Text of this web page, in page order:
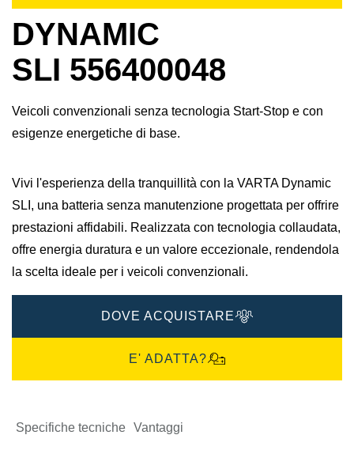
DYNAMIC
SLI 556400048
Veicoli convenzionali senza tecnologia Start-Stop e con
esigenze energetiche di base.
Vivi l'esperienza della tranquillità con la VARTA Dynamic
SLI, una batteria senza manutenzione progettata per offrire
prestazioni affidabili. Realizzata con tecnologia collaudata,
offre energia duratura e un valore eccezionale, rendendola
la scelta ideale per i veicoli convenzionali.
DOVE ACQUISTARE
E' ADATTA?
Specifiche tecniche Vantaggi